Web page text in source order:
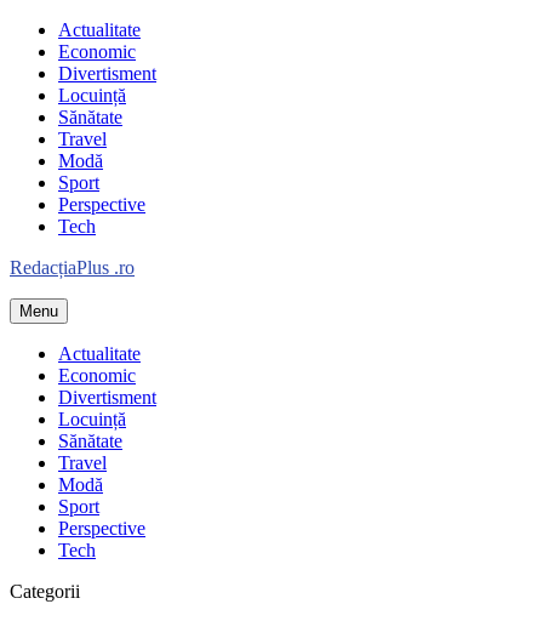
Skip
content
Actualitate
Economic
Divertisment
Locuință
Sănătate
Travel
Modă
Sport
Perspective
Tech
RedacțiaPlus .ro
Informație plus inspirație
Menu
Actualitate
Economic
Divertisment
Locuință
Sănătate
Travel
Modă
Sport
Perspective
Tech
Categorii